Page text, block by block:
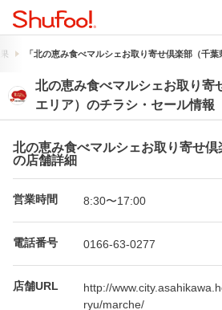
「北の恵み食べマルシェお取り寄せ倶楽部（千
北の恵み食べマルシェお取り寄
エリア）のチラシ・セール情報
北の恵み食べマルシェお取り寄せ倶
の店舗詳細
営業時間 8:30〜17:00
電話番号 0166-63-0277
店舗URL
http://
ryu/marche/